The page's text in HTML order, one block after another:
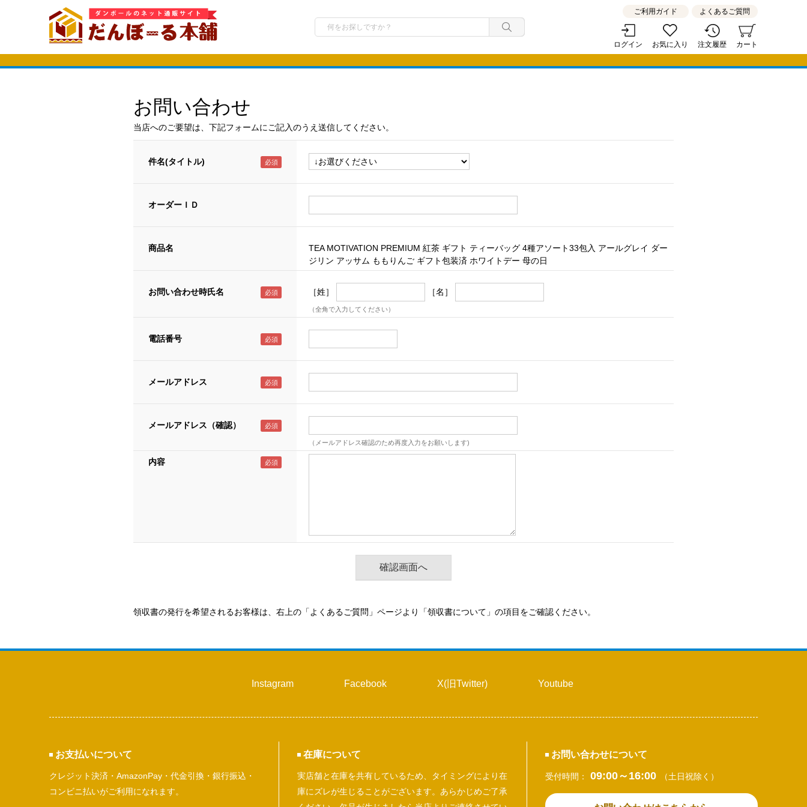
ご利用ガイド よくあるご質問
ログイン お気に入り 注文履歴 カート
お問い合わせ
当店へのご要望は、下記フォームにご記入のうえ送信してください。
件名(タイトル)
オーダーＩＤ
商品名
TEA MOTIVATION PREMIUM 紅茶 ギフト ティーバッグ 4種アソート33包入 アールグレイ ダー
ジリン アッサム ももりんご ギフト包装済 ホワイトデー 母の日
お問い合わせ時氏名 ［姓］ ［名］
（全角で入力してください）
電話番号
メールアドレス
メールアドレス（確認）
（メールアドレス確認のため再度入力をお願いします)
内容
領収書の発行を希望されるお客様は、右上の「よくあるご質問」ページより「領収書について」の項目をご確認ください。
Instagram Facebook X(旧Twitter) Youtube
お支払いについて
クレジット決済・AmazonPay・代金引換・銀行振込・
コンビニ払いがご利用になれます。
在庫について
実店舗と在庫を共有しているため、タイミングにより在
庫にズレが生じることがございます。あらかじめご了承
お問い合わせについて
受付時間： 09:00～16:00 （土日祝除く）